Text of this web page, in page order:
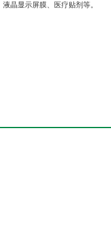
晶显示屏膜、医疗贴剂等。